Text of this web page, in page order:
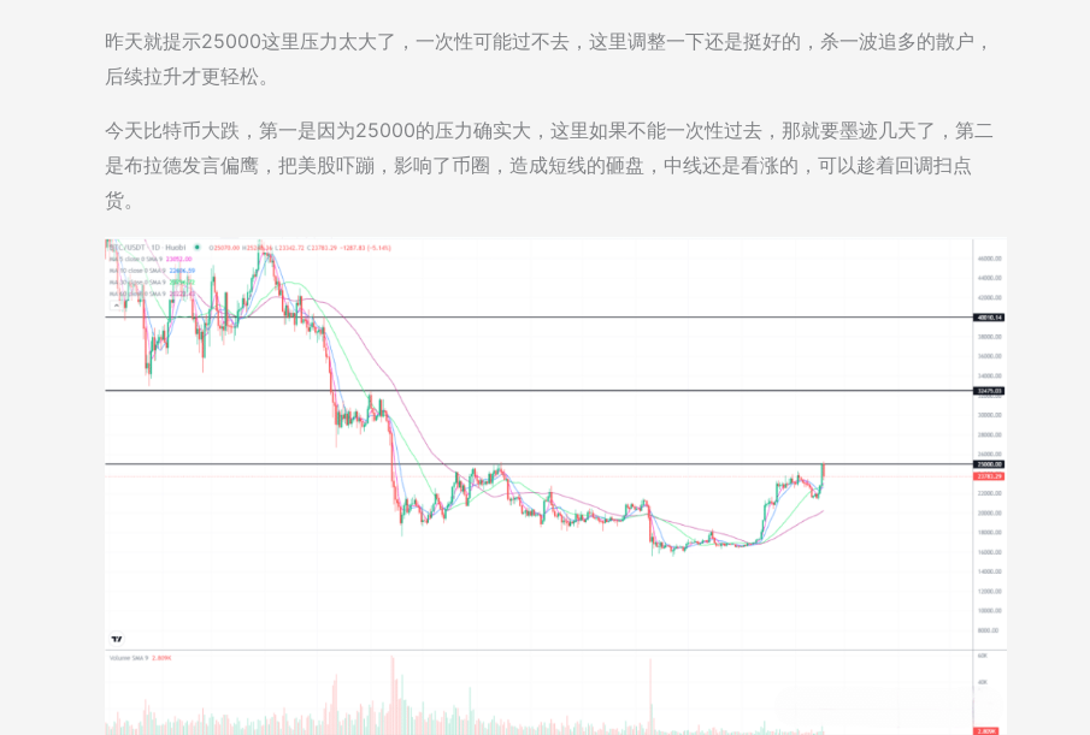
昨天就提示25000这里压力太大了，一次性可能过不去，这里调整一下还是挺好的，杀一波追多的散户，
后续拉升才更轻松。
今天比特币大跌，第一是因为25000的压力确实大，这里如果不能一次性过去，那就要墨迹几天了，第二
是布拉德发言偏鹰，把美股吓蹦，影响了币圈，造成短线的砸盘，中线还是看涨的，可以趁着回调扫点
货。